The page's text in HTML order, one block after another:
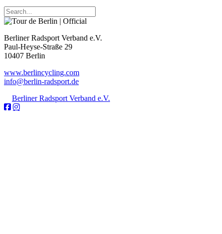
Berliner Radsport Verband e.V.
Paul-Heyse-Straße 29
10407 Berlin
www.berlincycling.com
info@berlin-radsport.de
Berliner Radsport Verband e.V.